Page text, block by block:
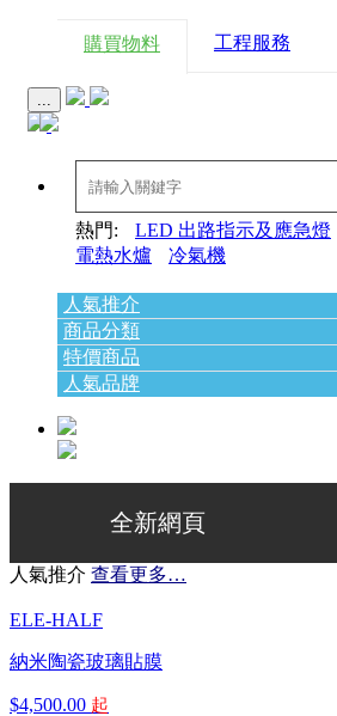
購買物料 工程服務
...
熱門: LED 出路指示及應急燈
電熱水爐
冷氣機
人氣推介
商品分類
特價商品
人氣品牌
新網頁 升級服務
人氣推介 查看更多…
ELE-HALF
納米陶瓷玻璃貼膜
$4,500.00 起